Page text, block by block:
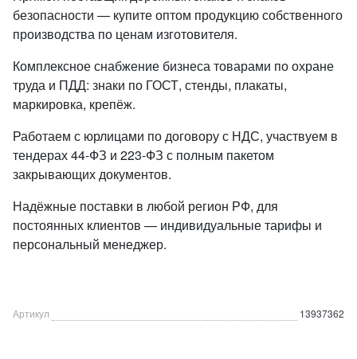
безопасности — купите оптом продукцию собственного
производства по ценам изготовителя.
Комплексное снабжение бизнеса товарами по охране
труда и ПДД: знаки по ГОСТ, стенды, плакаты,
маркировка, крепёж.
Работаем с юрлицами по договору с НДС, участвуем в
тендерах 44-ФЗ и 223-ФЗ с полным пакетом
закрывающих документов.
Надёжные поставки в любой регион РФ, для
постоянных клиентов — индивидуальные тарифы и
персональный менеджер.
Артикул 13937362